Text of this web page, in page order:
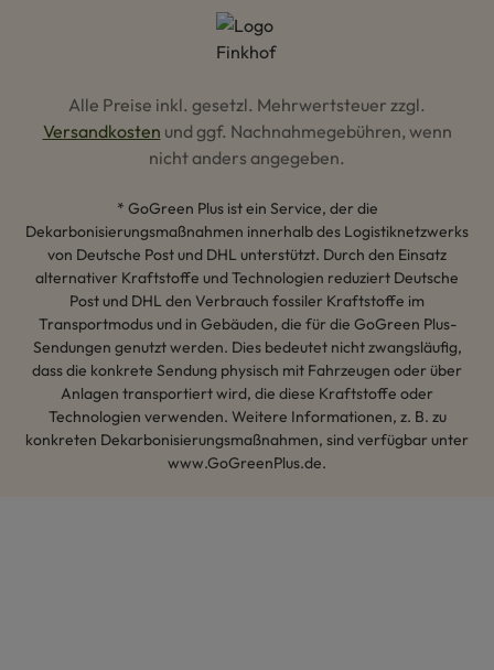
Alle Preise inkl. gesetzl. Mehrwertsteuer zzgl.
Versandkosten und ggf. Nachnahmegebühren, wenn
nicht anders angegeben.
* GoGreen Plus ist ein Service, der die
Dekarbonisierungsmaßnahmen innerhalb des Logistiknetzwerks
von Deutsche Post und DHL unterstützt. Durch den Einsatz
alternativer Kraftstoffe und Technologien reduziert Deutsche
Post und DHL den Verbrauch fossiler Kraftstoffe im
Transportmodus und in Gebäuden, die für die GoGreen Plus-
Sendungen genutzt werden. Dies bedeutet nicht zwangsläufig,
dass die konkrete Sendung physisch mit Fahrzeugen oder über
Anlagen transportiert wird, die diese Kraftstoffe oder
Technologien verwenden. Weitere Informationen, z. B. zu
konkreten Dekarbonisierungsmaßnahmen, sind verfügbar unter
www.GoGreenPlus.de.